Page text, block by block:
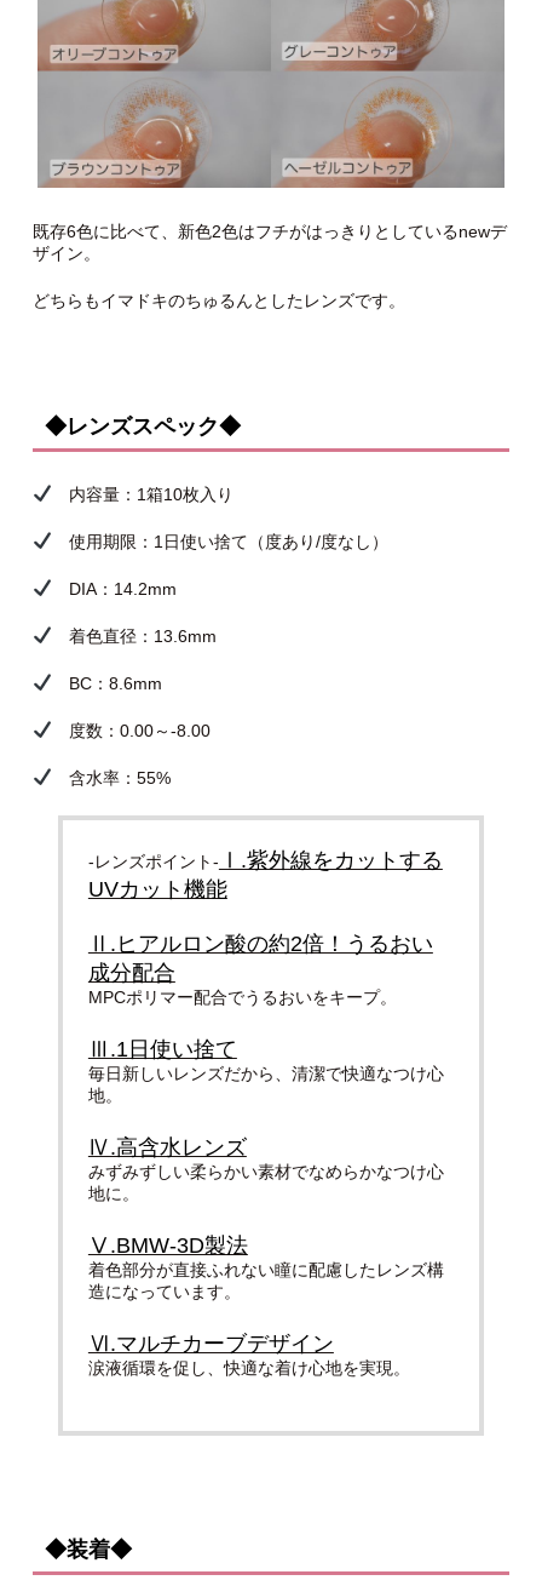
既存6色に比べて、新色2色はフチがはっきりとしているnewデ
ザイン。
どちらもイマドキのちゅるんとしたレンズです。
◆レンズスペック◆
内容量：1箱10枚入り
使用期限：1日使い捨て（度あり/度なし）
DIA：14.2mm
着色直径：13.6mm
BC：8.6mm
度数：0.00～-8.00
含水率：55%
-レンズポイント- Ⅰ.紫外線をカットする
UVカット機能
Ⅱ.ヒアルロン酸の約2倍！うるおい
成分配合
MPCポリマー配合でうるおいをキープ。
Ⅲ.1日使い捨て
毎日新しいレンズだから、清潔で快適なつけ心
地。
Ⅳ.高含水レンズ
みずみずしい柔らかい素材でなめらかなつけ心
地に。
Ⅴ.BMW-3D製法
着色部分が直接ふれない瞳に配慮したレンズ構
造になっています。
Ⅵ.マルチカーブデザイン
涙液循環を促し、快適な着け心地を実現。
◆装着◆